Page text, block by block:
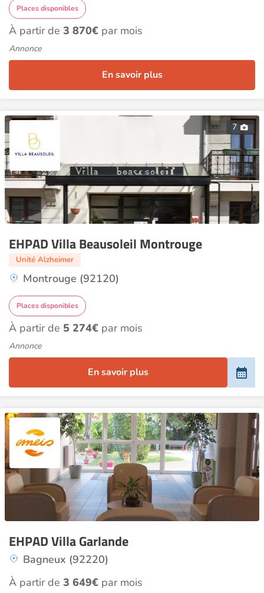
Places disponibles
À partir de 3 870€ par mois
Annonce
En savoir plus
7
EHPAD Villa Beausoleil Montrouge
Unité Alzheimer
Montrouge (92120)
Places disponibles
À partir de 5 274€ par mois
Annonce
En savoir plus
EHPAD Villa Garlande
Bagneux (92220)
À partir de 3 649€ par mois